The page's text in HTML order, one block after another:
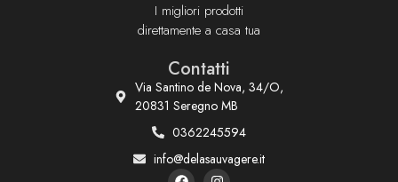
I migliori prodotti
direttamente a casa tua
Contatti
Via Santino de Nova, 34/O,
20831 Seregno MB
0362245594
info@delasauvagere.it